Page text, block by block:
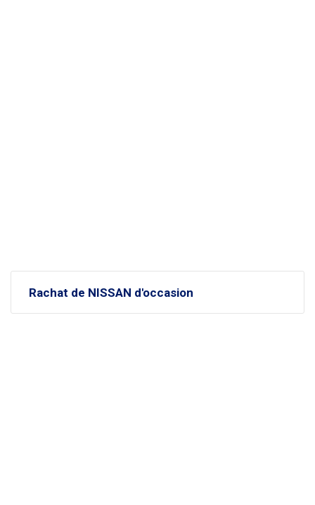
Rachat de NISSAN d'occasion